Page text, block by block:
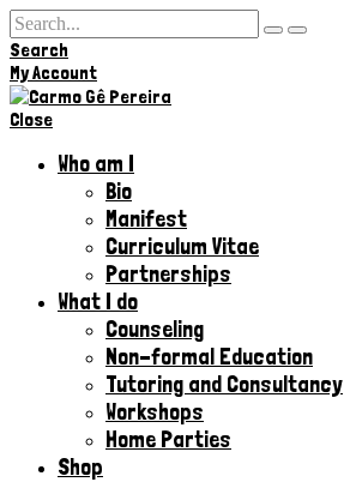
Search
My AccountHi,
Close
Who am I
Bio
Manifest
Curriculum Vitae
Partnerships
What I do
Counseling
Non-formal Education
Tutoring and Consultancy
Workshops
Home Parties
Shop